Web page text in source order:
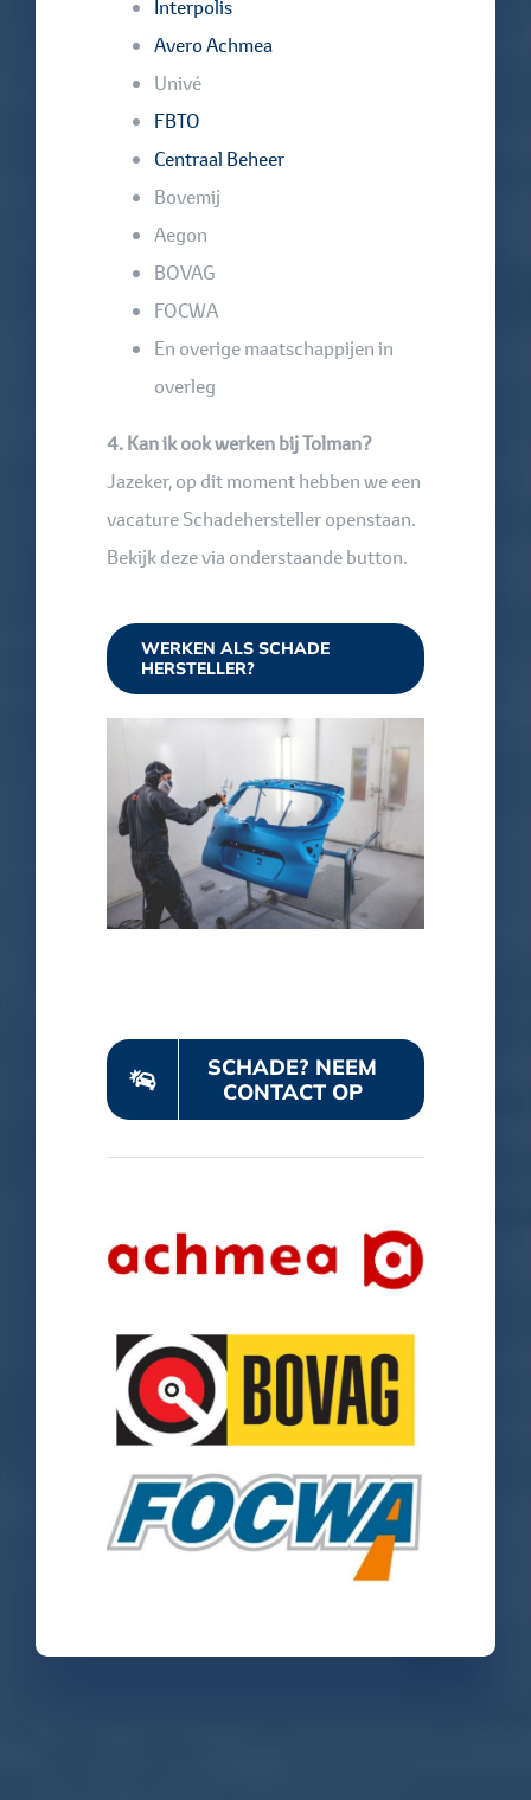
Interpolis
Avero Achmea
Univé
FBTO
Centraal Beheer
Bovemij
Aegon
BOVAG
FOCWA
En overige maatschappijen in
overleg
4. Kan ik ook werken bij Tolman?
Jazeker, op dit moment hebben we een
vacature Schadehersteller openstaan.
Bekijk deze via onderstaande button.
WERKEN ALS SCHADE
HERSTELLER?
SCHADE? NEEM
CONTACT OP